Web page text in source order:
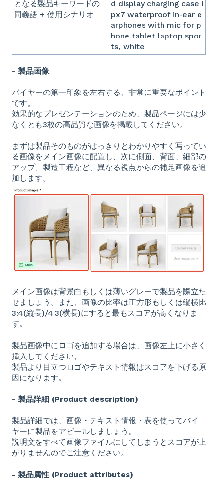
となる製品キーワードの
同義語 + 使用シナリオ
d display charging case i
px7 waterproof in-ear e
arphones with mic for p
hone tablet laptop spor
ts, white
- 製品画像
バイヤーの第一印象を左右する、非常に重要なポイント
です。
効果的なプレゼンテーションのため、製品ページには少
なくとも3枚の高品質な画像を掲載してください。
まずは製品そのものがはっきりとわかりやすく写ってい
る画像をメイン画像に配置し、次に側面、背面、細部の
アップ、製造工程など、異なる視点からの補足画像を追
加します。
メイン画像は背景白もしくは薄いグレーで製品を際立た
せましょう。また、画像の比率は正方形もしくは縦横比
3:4(縦長)/4:3(横長)にすると最もスコアが高くなりま
す。
製品画像中にロゴを追加する場合は、画像左上に小さく
挿入してください。
製品より目立つロゴやテキスト情報はスコアを下げる原
因になります。
- 製品詳細 (Product description)
製品詳細では、画像・テキスト情報・表を使ってバイ
ヤーに製品をアピールしましょう。
説明文をすべて画像ファイルにしてしまうとスコアが上
がりませんのでご注意ください。
- 製品属性 (Product attributes)